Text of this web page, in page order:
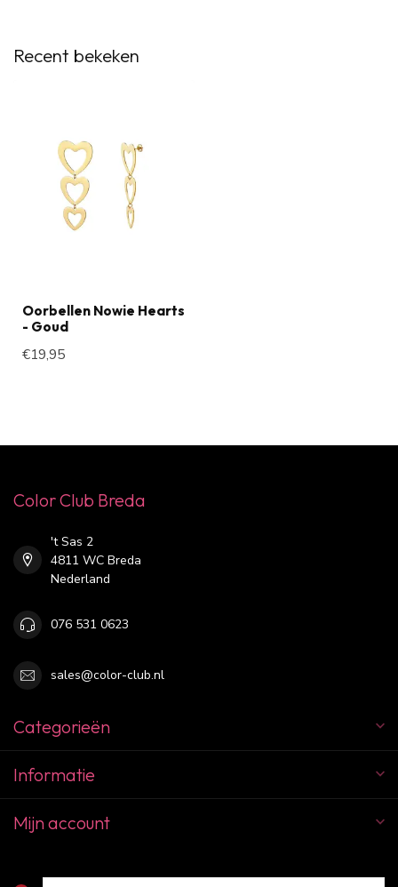
Recent bekeken
Oorbellen Nowie Hearts
- Goud
€19,95
Color Club Breda
't Sas 2
4811 WC Breda
Nederland
076 531 0623
sales@color-club.nl
Categorieën
Informatie
Mijn account